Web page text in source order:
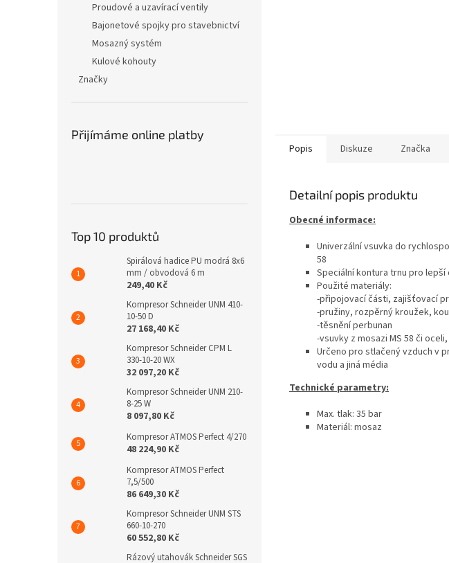
Proudové a uzavírací ventily
Bajonetové spojky pro stavebnictví
Mosazný systém
Kulové kohouty
Značky
Přijímáme online platby
Top 10 produktů
Spirálová hadice PU modrá 8x6
mm / obvodová 6 m
249,40 Kč
Kompresor Schneider UNM 410-
10-50 D
27 168,40 Kč
Kompresor Schneider CPM L
330-10-20 WX
32 097,20 Kč
Kompresor Schneider UNM 210-
8-25 W
8 097,80 Kč
Kompresor ATMOS Perfect 4/270
48 224,90 Kč
Kompresor ATMOS Perfect
7,5/500
86 649,30 Kč
Kompresor Schneider UNM STS
660-10-270
60 552,80 Kč
Rázový utahovák Schneider SGS
Popis Diskuze Značka
Detailní popis produktu
Obecné informace:
Univerzální vsuvka do
58
Speciální kontura trnu pro
Použité materiály:
-připojovací části, zajišťovací
-pružiny, rozpěrný kroužek,
-těsnění perbunan
-vsuvky z mosazi MS 58 či
Určeno pro stlačený vzduch v
vodu a jiná média
Technické parametry:
Max. tlak: 35 bar
Materiál: mosaz